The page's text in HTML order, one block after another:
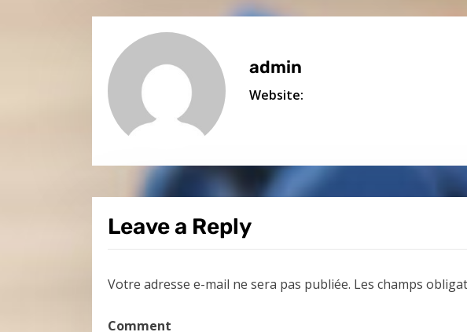
admin
Website:
Leave a Reply
Votre adresse e-mail ne sera pas publiée. Les champs
Comment